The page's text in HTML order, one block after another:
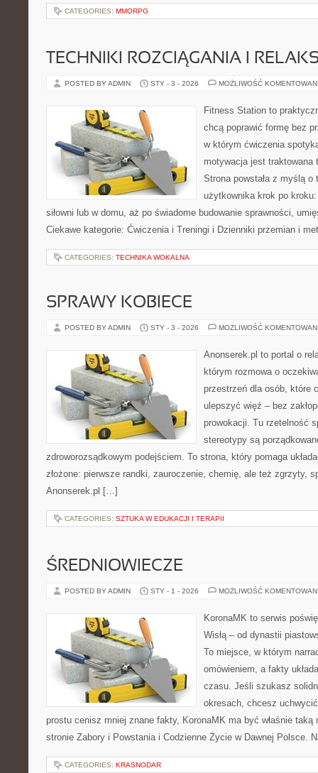
CATEGORIES: MMORPG
TECHNIKI ROZCIĄGANIA I
POSTED BY ADMIN STY - 3 - 2026 MOŻLIWOŚĆ
Fitness Station to
chcą poprawić formę bez
w którym ćwiczenia
motywacja jest traktowana
Strona powstała z myślą o
użytkownika krok po
siłowni lub w domu, aż po świadome budowanie sprawności,
Ciekawe kategorie: Ćwiczenia i Treningi i Dzienniki przemian i
CATEGORIES: TECHNIKA WOKALNA
SPRAWY KOBIECE
POSTED BY ADMIN STY - 3 - 2026 MOŻLIWOŚĆ
Anonserek.pl to portal o
którym rozmowa o
przestrzeń dla osób, które
ulepszyć więź – bez
prowokacji. Tu rzetelność
stereotypy są
zdroworozsądkowym podejściem. To strona, który pomaga
złożone: pierwsze randki, zauroczenie, chemię, ale też zgrzyty,
Anonserek.pl […]
CATEGORIES: SZTUKA W EDUKACJI I TERAPII
ŚREDNIOWIECZE
POSTED BY ADMIN STY - 1 - 2026 MOŻLIWOŚĆ
KoronaMK to serwis
Wisłą – od dynastii
To miejsce, w którym
omówieniem, a fakty
czasu. Jeśli szukasz
okresach, chcesz
prostu cenisz mniej znane fakty, KoronaMK ma być właśnie taką
stronie Zabory i Powstania i Codzienne Życie w Dawnej Polsce.
CATEGORIES: KRASNODAR